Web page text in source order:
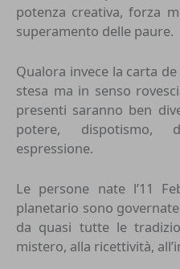
potenza creativa, forza
superamento delle paure.
Qualora invece la carta
stesa ma in senso
presenti saranno ben
potere, dispotismo,
espressione.
Le persone nate l’11
planetario sono
da quasi tutte le
mistero, alla ricettività,